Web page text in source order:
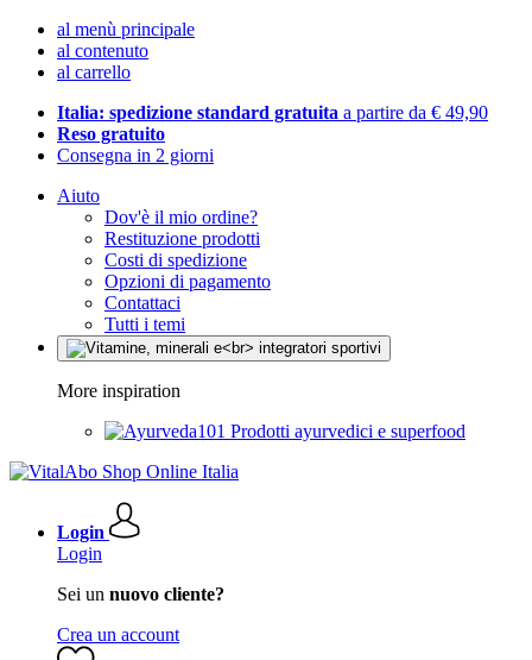
al menù principale
al contenuto
al carrello
Italia: spedizione standard gratuita a partire da € 49,90
Reso gratuito
Consegna in 2 giorni
Aiuto
Dov'è il mio ordine?
Restituzione prodotti
Costi di spedizione
Opzioni di pagamento
Contattaci
Tutti i temi
More inspiration
Prodotti ayurvedici e superfood
Login
Login
Sei un nuovo cliente?
Crea un account